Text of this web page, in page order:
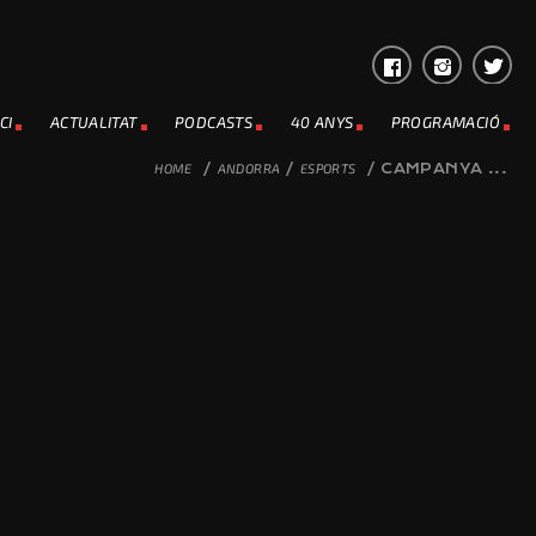
ACTUALITAT PODCASTS 40 ANYS PROGRAMACIÓ
HOME / ANDORRA / ESPORTS / CAMPANYA ...